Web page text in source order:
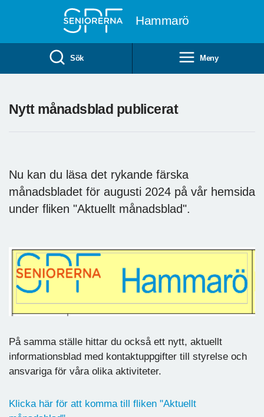
Hammarö
Sök Meny
Nytt månadsblad publicerat
Nu kan du läsa det rykande färska
månadsbladet för augusti 2024 på vår hemsida
under fliken "Aktuellt månadsblad".
På samma ställe hittar du också ett nytt, aktuellt
informationsblad med kontaktuppgifter till styrelse och
ansvariga för våra olika aktiviteter.
Klicka här för att komma till fliken "Aktuellt